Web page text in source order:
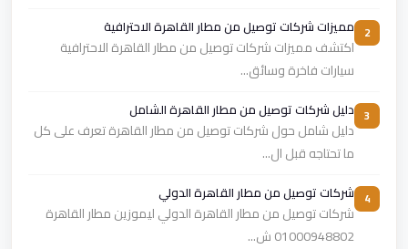
مميزات شركات توصيل من مطار القاهرة الاحترافية
اكتشف مميزات شركات توصيل من مطار القاهرة الاحترافية
سيارات فاخرة وسائق...
دليل شركات توصيل من مطار القاهرة الشامل
دليل شامل حول شركات توصيل من مطار القاهرة تعرف على كل
ما تحتاجه قبل ال...
شركات توصيل من مطار القاهرة الدولي
شركات توصيل من مطار القاهرة الدولي ليموزين مطار القاهرة
01000948802 ش...